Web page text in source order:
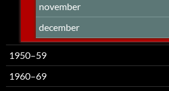
november
december
1950–59
1960–69